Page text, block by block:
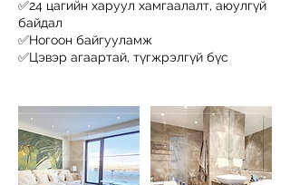
✅24 цагийн харуул хамгаалалт, аюулгүй
байдал
✅Ногоон байгууламж
✅Цэвэр агаартай, түгжрэлгүй бүс